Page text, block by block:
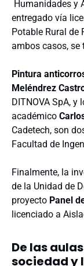
Humanidades y
entregado vía
Potable Rural de
ambos casos, se
Pintura
Meléndrez
DITNOVA SpA, y
académico
Cadetech, son
Facultad de
Finalmente, la
de la Unidad de
proyecto Panel
licenciado a
De las
sociedad y